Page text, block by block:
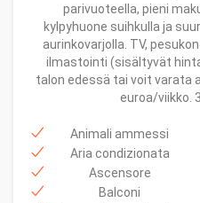
parivuoteella, pieni
kylpyhuone suihkulla ja
aurinkovarjolla. TV,
ilmastointi (sisältyvät
talon edessä tai voit varata
euroa/viikko.
Animali ammessi
Aria condizionata
Ascensore
Balconi